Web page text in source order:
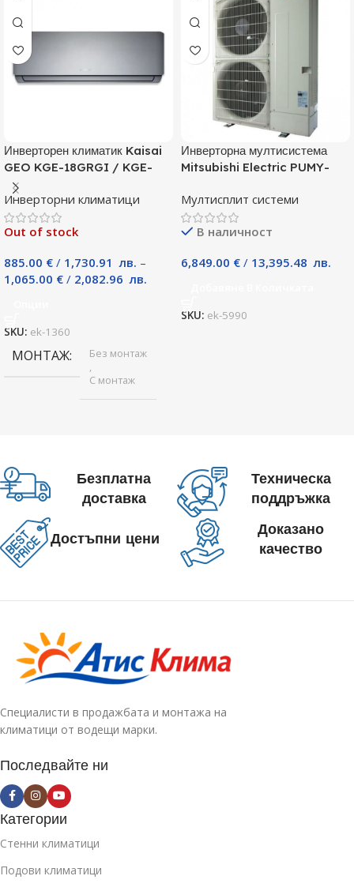
Инверторен климатик Kaisai
GEO KGE-18GRGI / KGE-
18GRGO, 18000 BTU, Клас
A++
Инверторни климатици
Out of stock
885.00 € / 1,730.91 лв. –
1,065.00 € / 2,082.96 лв.
SKU: ek-1360
МОНТАЖ
Без монтаж
,
С монтаж
Инверторна мултисистема
Mitsubishi Electric PUMY-
Мултисплит системи
В наличност
6,849.00 € / 13,395.48 лв.
SKU: ek-5990
Безплатна
доставка
Техническа
поддръжка
Достъпни цени
Доказано
качество
Специалисти в продажбата и монтажа на
климатици от водещи марки.
Последвайте ни
Категории
Стенни климатици
Подови климатици